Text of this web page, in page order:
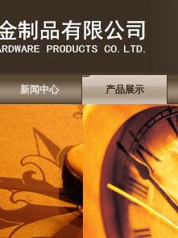
新闻中心 产品展示